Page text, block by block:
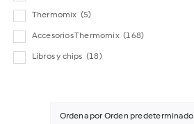
Thermomix (5)
Accesorios Thermomix (168)
Libros y chips (18)
Ordena porOrden predeterminado